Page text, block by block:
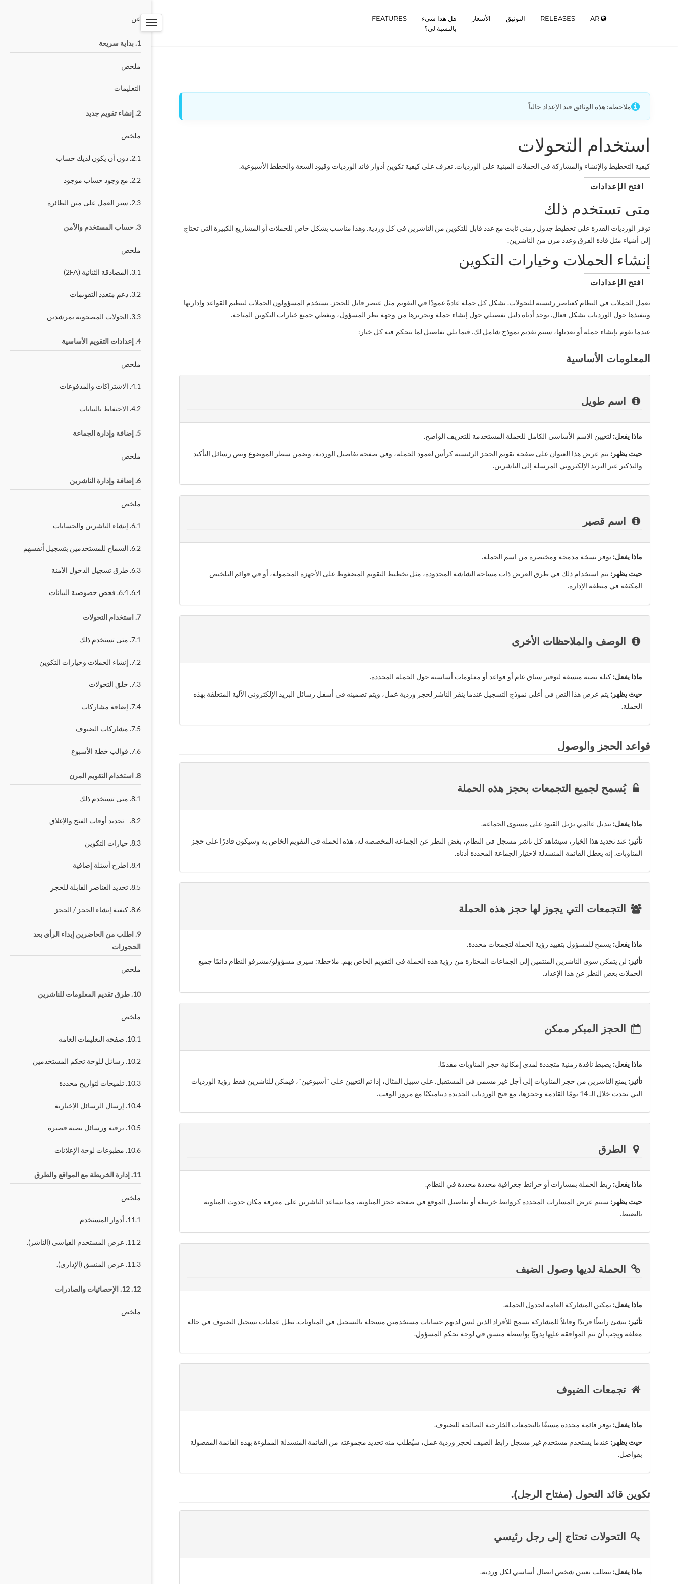
FEATURES
هل هذا شيء
بالنسبة لي؟
الأسعار التوثيق RELEASES عن
1. بداية سريعة
ملخص
التعليمات
2. إنشاء تقويم جديد
ملخص
2.1. دون أن يكون لديك حساب
2.2. مع وجود حساب موجود
2.3. سير العمل على متن الطائرة
3. حساب المستخدم والأمن
ملخص
3.1. المصادقة الثنائية (2FA)
3.2. دعم متعدد التقويمات
3.3. الجولات المصحوبة بمرشدين
4. إعدادات التقويم الأساسية
ملخص
4.1. الاشتراكات والمدفوعات
4.2. الاحتفاظ بالبيانات
5. إضافة وإدارة الجماعة
ملخص
6. إضافة وإدارة الناشرين
ملخص
6.1. إنشاء الناشرين والحسابات
6.2. السماح للمستخدمين بتسجيل أنفسهم
6.3. طرق تسجيل الدخول الآمنة
6.4. 6.4. فحص خصوصية البيانات
7. استخدام التحولات
7.1. متى تستخدم ذلك
7.2. إنشاء الحملات وخيارات التكوين
7.3. خلق التحولات
7.4. إضافة مشاركات
7.5. مشاركات الضيوف
7.6. قوالب خطة الأسبوع
8. استخدام التقويم المرن
8.1. متى تستخدم ذلك
8.2. - تحديد أوقات الفتح والإغلاق
8.3. خيارات التكوين
8.4. اطرح أسئلة إضافية
8.5. تحديد العناصر القابلة للحجز
8.6. كيفية إنشاء الحجز / الحجز
9. اطلب من الحاضرين إبداء الرأي بعد
الحجوزات
ملخص
10. طرق تقديم المعلومات للناشرين
ملخص
10.1. صفحة التعليمات العامة
10.2. رسائل للوحة تحكم المستخدمين
10.3. تلميحات لتواريخ محددة
10.4. إرسال الرسائل الإخبارية
10.5. برقية ورسائل نصية قصيرة
10.6. مطبوعات لوحة الإعلانات
11. إدارة الخريطة مع المواقع والطرق
ملخص
11.1. أدوار المستخدم
11.2. عرض المستخدم القياسي (الناشر).
11.3. عرض المنسق (الإداري).
12. 12. الإحصائيات والصادرات
ملخص
ملاحظة: هذه الوثائق قيد الإعداد حالياً
استخدام التحولات
كيفية التخطيط والإنشاء والمشاركة في الحملات المبنية على الورديات. تعرف على كيفية تكوين أدوار قائد الورديات وقيود السعة والخطط الأسبوعية.
افتح الإعدادات
متى تستخدم ذلك
توفر الورديات القدرة على تخطيط جدول زمني ثابت مع عدد قابل للتكوين من الناشرين في كل وردية. وهذا مناسب بشكل خاص للحملات أو المشاريع الكبيرة التي تحتاج
إلى أشياء مثل قادة الفرق وعدد مرن من الناشرين.
إنشاء الحملات وخيارات التكوين
افتح الإعدادات
تعمل الحملات في النظام كعناصر رئيسية للتحولات. تشكل كل حملة عادةً عمودًا في التقويم مثل عنصر قابل للحجز. يستخدم المسؤولون الحملات لتنظيم القواعد وإدارتها
وتنفيذها حول الورديات بشكل فعال. يوجد أدناه دليل تفصيلي حول إنشاء حملة وتحريرها من وجهة نظر المسؤول، ويغطي جميع خيارات التكوين المتاحة.
عندما تقوم بإنشاء حملة أو تعديلها، سيتم تقديم نموذج شامل لك. فيما يلي تفاصيل لما يتحكم فيه كل خيار:
المعلومات الأساسية
اسم طويل
ماذا يفعل: لتعيين الاسم الأساسي الكامل للحملة المستخدمة للتعريف الواضح.
حيث يظهر: يتم عرض هذا العنوان على صفحة تقويم الحجز الرئيسية كرأس لعمود الحملة، وفي صفحة تفاصيل الوردية، وضمن سطر الموضوع ونص رسائل التأكيد
والتذكير عبر البريد الإلكتروني المرسلة إلى الناشرين.
اسم قصير
ماذا يفعل: يوفر نسخة مدمجة ومختصرة من اسم الحملة.
حيث يظهر: يتم استخدام ذلك في طرق العرض ذات مساحة الشاشة المحدودة، مثل تخطيط التقويم المضغوط على الأجهزة المحمولة، أو في قوائم التلخيص
المكثفة في منطقة الإدارة.
الوصف والملاحظات الأخرى
ماذا يفعل: كتلة نصية منسقة لتوفير سياق عام أو قواعد أو معلومات أساسية حول الحملة المحددة.
حيث يظهر: يتم عرض هذا النص في أعلى نموذج التسجيل عندما ينقر الناشر لحجز وردية عمل، ويتم تضمينه في أسفل رسائل البريد الإلكتروني الآلية المتعلقة بهذه
الحملة.
قواعد الحجز والوصول
يُسمح لجميع التجمعات بحجز هذه الحملة
ماذا يفعل: تبديل عالمي يزيل القيود على مستوى الجماعة.
تأثير: عند تحديد هذا الخيار، سيشاهد كل ناشر مسجل في النظام، بغض النظر عن الجماعة المخصصة له، هذه الحملة في التقويم الخاص به وسيكون قادرًا على حجز
المناوبات. إنه يعطل القائمة المنسدلة لاختيار الجماعة المحددة أدناه.
التجمعات التي يجوز لها حجز هذه الحملة
ماذا يفعل: يسمح للمسؤول بتقييد رؤية الحملة لتجمعات محددة.
تأثير: لن يتمكن سوى الناشرين المنتمين إلى الجماعات المختارة من رؤية هذه الحملة في التقويم الخاص بهم. ملاحظة: سيرى مسؤولو/مشرفو النظام دائمًا جميع
الحملات بغض النظر عن هذا الإعداد.
الحجز المبكر ممكن
ماذا يفعل: يضبط نافذة زمنية متجددة لمدى إمكانية حجز المناوبات مقدمًا.
تأثير: يمنع الناشرين من حجز المناوبات إلى أجل غير مسمى في المستقبل. على سبيل المثال، إذا تم التعيين على "أسبوعين"، فيمكن للناشرين فقط رؤية الورديات
التي تحدث خلال الـ 14 يومًا القادمة وحجزها، مع فتح الورديات الجديدة ديناميكيًا مع مرور الوقت.
الطرق
ماذا يفعل: ربط الحملة بمسارات أو خرائط جغرافية محددة محددة في النظام.
حيث يظهر: سيتم عرض المسارات المحددة كروابط خريطة أو تفاصيل الموقع في صفحة حجز المناوبة، مما يساعد الناشرين على معرفة مكان حدوث المناوبة
بالضبط.
الحملة لديها وصول الضيف
ماذا يفعل: تمكين المشاركة العامة لجدول الحملة.
تأثير: ينشئ رابطًا فريدًا وقابلاً للمشاركة يسمح للأفراد الذين ليس لديهم حسابات مستخدمين مسجلة بالتسجيل في المناوبات. تظل عمليات تسجيل الضيوف في حالة
معلقة ويجب أن تتم الموافقة عليها يدويًا بواسطة منسق في لوحة تحكم المسؤول.
تجمعات الضيوف
ماذا يفعل: يوفر قائمة محددة مسبقًا بالتجمعات الخارجية الصالحة للضيوف.
حيث يظهر: عندما يستخدم مستخدم غير مسجل رابط الضيف لحجز وردية عمل، سيُطلب منه تحديد مجموعته من القائمة المنسدلة المملوءة بهذه القائمة المفصولة
بفواصل.
تكوين قائد التحول (مفتاح الرجل).
التحولات تحتاج إلى رجل رئيسي
ماذا يفعل: يتطلب تعيين شخص اتصال أساسي لكل وردية.